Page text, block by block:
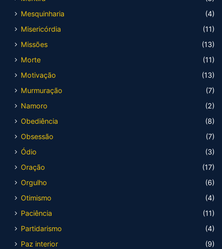
Mesquinharia
(4)
Misericórdia
(11)
Missões
(13)
Morte
(11)
Motivação
(13)
Murmuração
(7)
Namoro
(2)
Obediência
(8)
Obsessão
(7)
Ódio
(3)
Oração
(17)
Orgulho
(6)
Otimismo
(4)
Paciência
(11)
Partidarismo
(4)
Paz interior
(9)